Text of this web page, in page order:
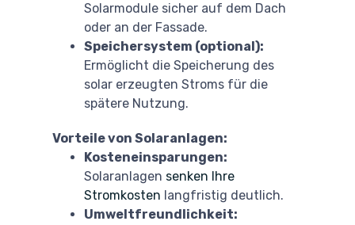
Solarmodule sicher auf dem Dach
oder an der Fassade.
Speichersystem (optional):
Ermöglicht die Speicherung des
solar erzeugten Stroms für die
spätere Nutzung.
Vorteile von Solaranlagen:
Kosteneinsparungen:
Solaranlagen senken Ihre
Stromkosten langfristig deutlich.
Umweltfreundlichkeit: